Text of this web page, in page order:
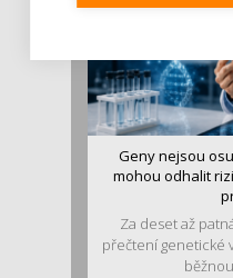
Geny nejsou
mohou odhalit
Za deset až
přečtení genetické